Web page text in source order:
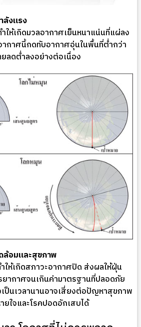
ลังแรง
ให้เกิดมวลอากาศเย็นหนาแน่นที่แผ่ลง
ากาศนี้กดทับอากาศอุ่นในพื้นที่ต่ำกว่า
ลดต่ำลงอย่างต่อเนื่อง
ล้อมและสุขภาพ
ห้เกิดสภาวะอากาศปิด ส่งผลให้ฝุ่น
ยากาศจนเกินค่ามาตรฐานที่ปลอดภัย
ป็นเวลานานอาจเสี่ยงต่อปัญหาสุขภาพ
ยใจและโรคปอดอักเสบได้